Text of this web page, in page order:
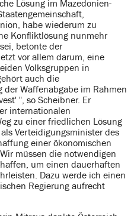
Lösung im Mazedonien-
habe wiederum zu
Konfliktlösung nunmehr
betonte der
vor allem darum, eine
Volksgruppen in
auch die
Waffenabgabe im Rahmen
", so Scheibner. Er
internationalen
zu einer friedlichen Lösung
Verteidigungsminister des
einer ökonomischen
müssen die notwendigen
um einen dauerhaften
Dazu werde ich einen
Regierung aufrecht